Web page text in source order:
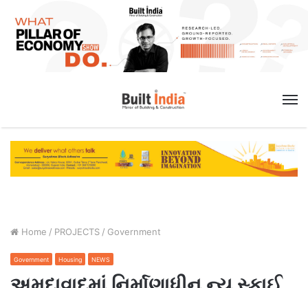
Home / PROJECTS / Government
Government Housing NEWS